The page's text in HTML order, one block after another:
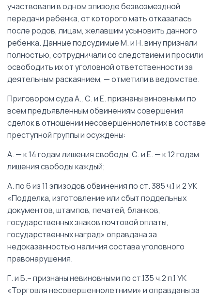
участвовали в одном эпизоде безвозмездной
передачи ребенка, от которого мать отказалась
после родов, лицам, желавшим усыновить данного
ребенка. Данные подсудимые М. и Н. вину признали
полностью, сотрудничали со следствием и просили
освободить их от уголовной ответственности за
деятельным раскаянием, — отметили в ведомстве.
Приговором суда А., С. и Е. признаны виновными по
всем предъявленным обвинениям совершения
сделок в отношении несовершеннолетних в составе
преступной группы и осуждены:
А. — к 14 годам лишения свободы, С. и Е. — к 12 годам
лишения свободы каждый;
А. по 6 из 11 эпизодов обвинения по ст. 385 ч.1 и 2 УК
«Подделка, изготовление или сбыт поддельных
документов, штампов, печатей, бланков,
государственных знаков почтовой оплаты,
государственных наград» оправдана за
недоказанностью наличия состава уголовного
правонарушения.
Г. и Б.– признаны невиновными по ст.135 ч.2 п.1 УК
«Торговля несовершеннолетними» и оправданы за